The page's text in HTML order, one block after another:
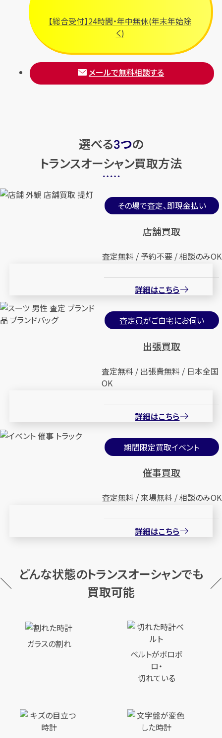
【総合受付】24時間・年中無休(年末年始除
く)
メールで無料相談する
選べる3つの
トランスオーシャン買取方法
その場で査定、即現金払い
店舗買取
査定無料 / 予約不要 / 相談のみOK
詳細はこちら
査定員がご自宅にお伺い
出張買取
査定無料 / 出張費無料 / 日本全国
OK
詳細はこちら
期間限定買取イベント
催事買取
査定無料 / 来場無料 / 相談のみOK
詳細はこちら
どんな状態のトランスオーシャンでも
買取可能
ガラスの割れ
ベルトがボロボ
ロ・
切れている